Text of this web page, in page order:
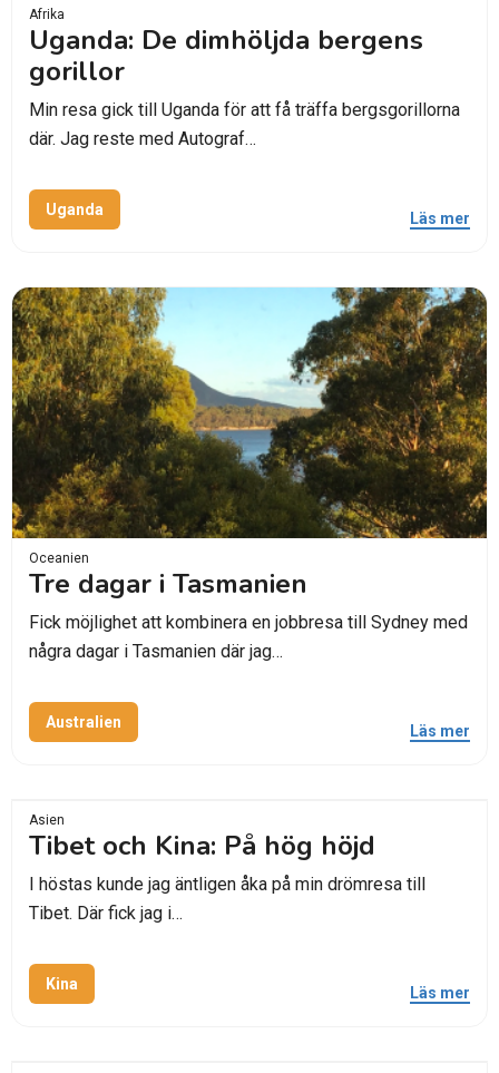
Afrika
Uganda: De dimhöljda bergens
gorillor
Min resa gick till Uganda för att få träffa bergsgorillorna
där. Jag reste med Autograf…
Uganda Läs mer
Oceanien
Tre dagar i Tasmanien
Fick möjlighet att kombinera en jobbresa till Sydney med
några dagar i Tasmanien där jag…
Australien Läs mer
Asien
Tibet och Kina: På hög höjd
I höstas kunde jag äntligen åka på min drömresa till
Tibet. Där fick jag i…
Kina Läs mer